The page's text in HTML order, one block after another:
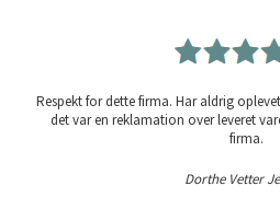
Respekt for dette firma. Har aldrig
det var en reklamation over leveret
firma.
Dorthe Vetter